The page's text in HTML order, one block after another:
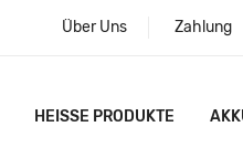
Über Uns Zahlung
HEISSE PRODUKTE